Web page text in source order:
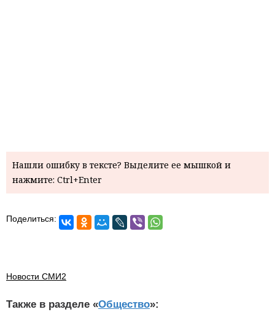
Нашли ошибку в тексте? Выделите ее мышкой и
нажмите: Ctrl+Enter
Поделиться:
Новости СМИ2
Также в разделе «Общество»: